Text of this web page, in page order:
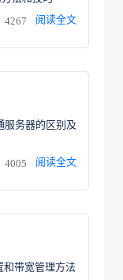
4267 阅读全文
服务器的区别及
4005 阅读全文
和带宽管理方法